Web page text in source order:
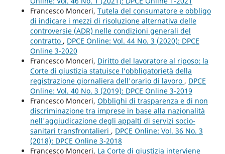
Francesco Monceri, Tutela del consumatore e obbligo
di indicare i mezzi di risoluzione alternativa delle
controversie (ADR) nelle condizioni generali del
contratto , DPCE Online: Vol. 44 No. 3 (2020): DPCE
Online 3-2020
Francesco Monceri, Diritto del lavoratore al riposo: la
Corte di giustizia statuisce l’obbligatorietà della
registrazione giornaliera dell'orario di lavoro , DPCE
Online: Vol. 40 No. 3 (2019): DPCE Online 3-2019
Francesco Monceri, Obblighi di trasparenza e di non
discriminazione tra imprese in base alla nazionalità
nell'aggiudicazione degli appalti di servizi socio-
sanitari transfrontalieri , DPCE Online: Vol. 36 No. 3
(2018): DPCE Online 3-2018
Francesco Monceri, La Corte di giustizia interviene